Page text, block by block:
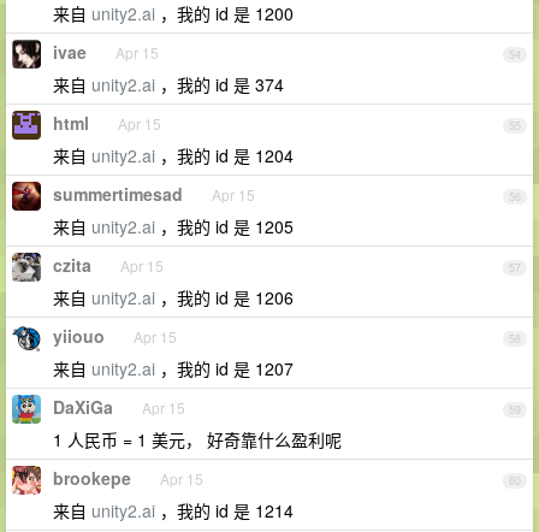
来自 unity2.ai ，我的 id 是 1200
54
ivae Apr 15
来自 unity2.ai ，我的 id 是 374
55
html Apr 15
来自 unity2.ai ，我的 id 是 1204
56
summertimesad Apr 15
来自 unity2.ai ，我的 id 是 1205
57
czita Apr 15
来自 unity2.ai ，我的 id 是 1206
58
yiiouo Apr 15
来自 unity2.ai ，我的 id 是 1207
59
DaXiGa Apr 15
1 人民币 = 1 美元， 好奇靠什么盈利呢
60
brookepe Apr 15
来自 unity2.ai ，我的 id 是 1214